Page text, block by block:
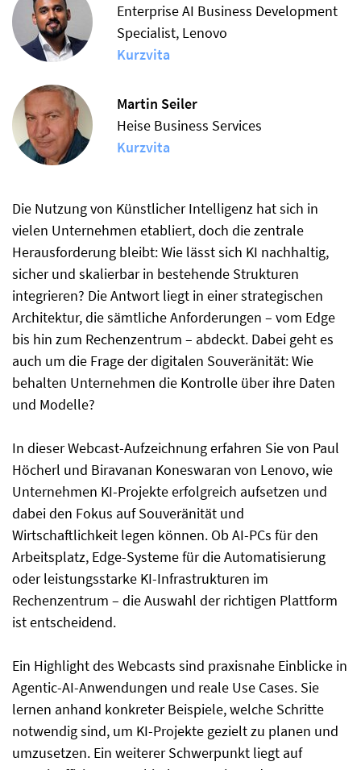
Enterprise AI Business Development
Specialist, Lenovo
Kurzvita
Martin Seiler
Heise Business Services
Kurzvita
Die Nutzung von Künstlicher Intelligenz hat sich in
vielen Unternehmen etabliert, doch die zentrale
Herausforderung bleibt: Wie lässt sich KI nachhaltig,
sicher und skalierbar in bestehende Strukturen
integrieren? Die Antwort liegt in einer strategischen
Architektur, die sämtliche Anforderungen – vom Edge
bis hin zum Rechenzentrum – abdeckt. Dabei geht es
auch um die Frage der digitalen Souveränität: Wie
behalten Unternehmen die Kontrolle über ihre Daten
und Modelle?
In dieser Webcast-Aufzeichnung erfahren Sie von Paul
Höcherl und Biravanan Koneswaran von Lenovo, wie
Unternehmen KI-Projekte erfolgreich aufsetzen und
dabei den Fokus auf Souveränität und
Wirtschaftlichkeit legen können. Ob AI-PCs für den
Arbeitsplatz, Edge-Systeme für die Automatisierung
oder leistungsstarke KI-Infrastrukturen im
Rechenzentrum – die Auswahl der richtigen Plattform
ist entscheidend.
Ein Highlight des Webcasts sind praxisnahe Einblicke in
Agentic-AI-Anwendungen und reale Use Cases. Sie
lernen anhand konkreter Beispiele, welche Schritte
notwendig sind, um KI-Projekte gezielt zu planen und
umzusetzen. Ein weiterer Schwerpunkt liegt auf